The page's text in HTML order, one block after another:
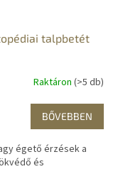
talpbetét
Raktáron (>5 db)
BŐVEBBEN
égető érzések a
és